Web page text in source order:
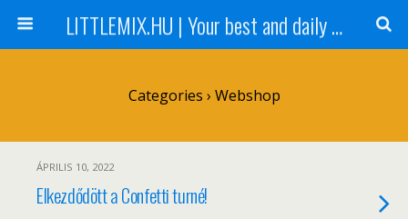
LITTLEMIX.HU | Your best and daily updated fansite about Little Mix
Categories › Webshop
ÁPRILIS 10, 2022
Elkezdődött a Confetti turné!